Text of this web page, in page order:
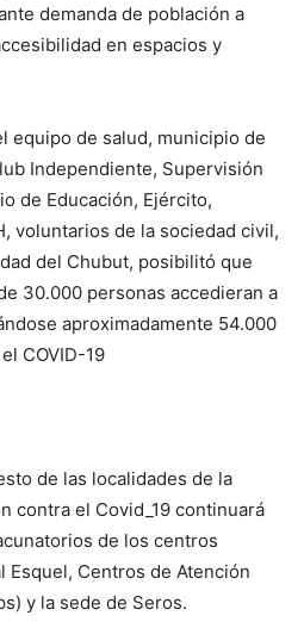
demanda de población a
en espacios y
equipo de salud, municipio de
Independiente, Supervisión
de Educación, Ejército,
voluntarios de la sociedad civil,
del Chubut, posibilitó que
30.000 personas accedieran a
aproximadamente 54.000
COVID-19
de las localidades de la
contra el Covid_19 continuará
de los centros
Esquel, Centros de Atención
y la sede de Seros.